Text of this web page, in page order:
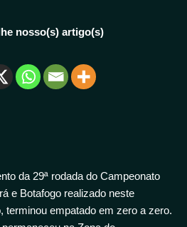
nosso(s) artigo(s)
da 29ª rodada do Campeonato
e Botafogo realizado neste
terminou empatado em zero a zero.